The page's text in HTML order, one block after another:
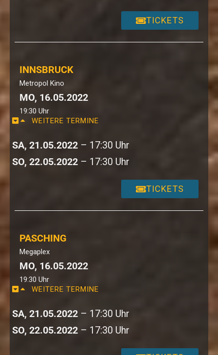
TICKETS
INNSBRUCK
Metropol Kino
MO, 16.05.2022
19:30 Uhr
WEITERE TERMINE
SA, 21.05.2022 – 17:30 Uhr
SO, 22.05.2022 – 17:30 Uhr
TICKETS
PASCHING
Megaplex
MO, 16.05.2022
19:30 Uhr
WEITERE TERMINE
SA, 21.05.2022 – 17:30 Uhr
SO, 22.05.2022 – 17:30 Uhr